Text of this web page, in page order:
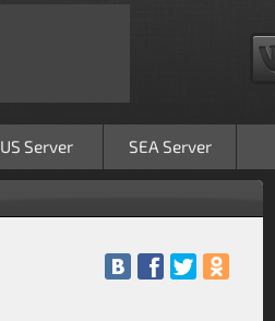
US Server SEA Server